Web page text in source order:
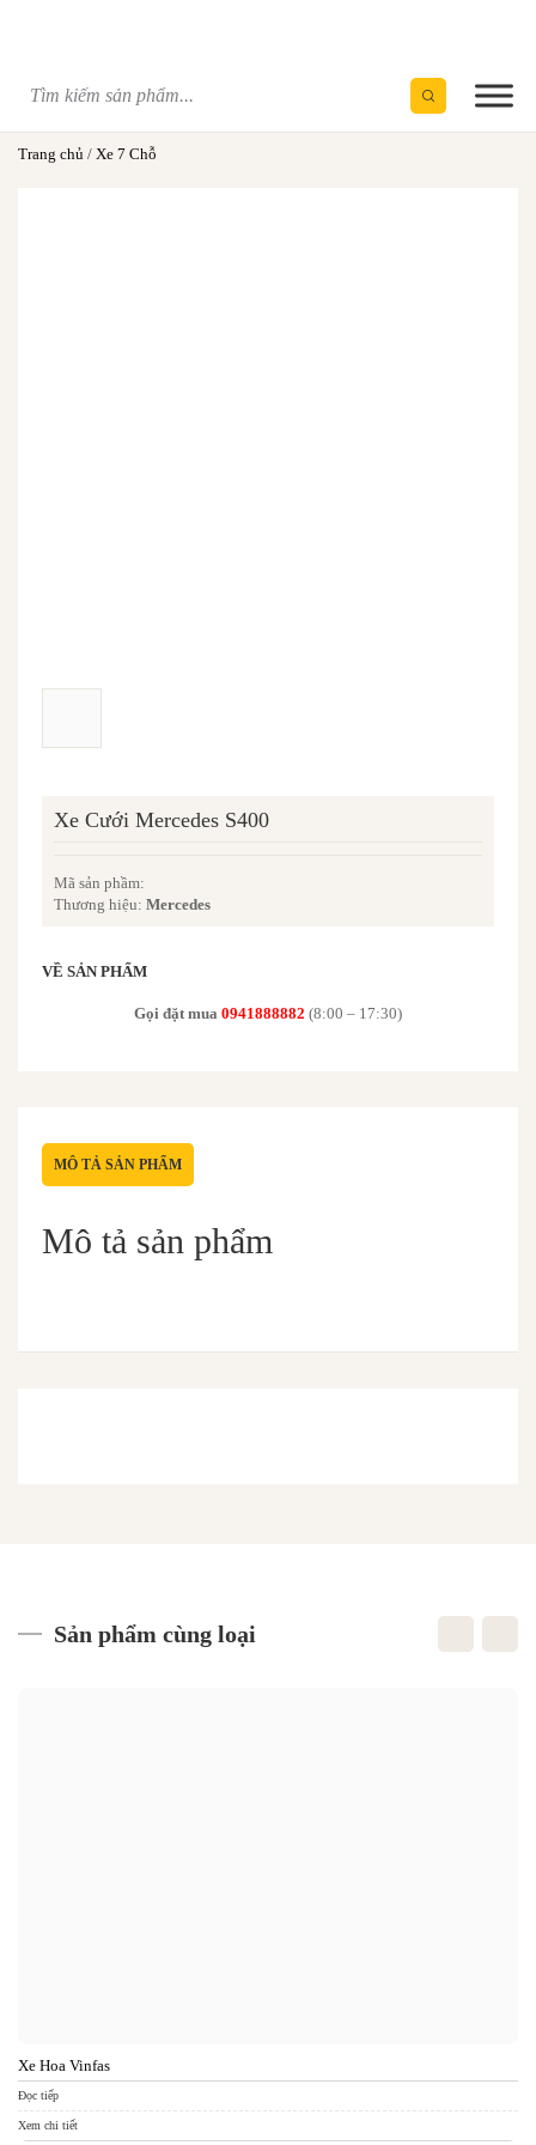
Trang chủ / Xe 7 Chỗ
Xe Cưới Mercedes S400
Mã sản phầm:
Thương hiệu: Mercedes
VỀ SẢN PHẨM
Gọi đặt mua 0941888882 (8:00 – 17:30)
MÔ TẢ SẢN PHẨM
Mô tả sản phẩm
Sản phẩm cùng loại
Xe Hoa Vinfas
Đọc tiếp
Xem chi tiết